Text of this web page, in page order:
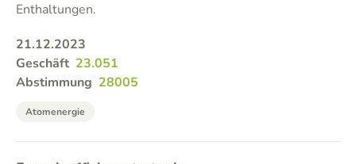
Enthaltungen.
21.12.2023
Geschäft 23.051
Abstimmung 28005
Atomenergie